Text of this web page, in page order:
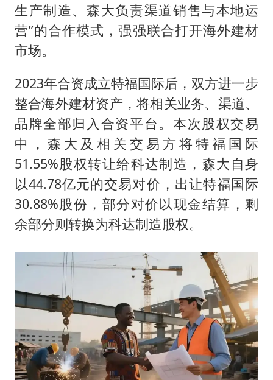
生产制造、森大负责渠道销售与本地运
营”的合作模式，强强联合打开海外建材
市场。
2023年合资成立特福国际后，双方进一步
整合海外建材资产，将相关业务、渠道、
品牌全部归入合资平台。本次股权交易
中，森大及相关交易方将特福国际
51.55%股权转让给科达制造，森大自身
以44.78亿元的交易对价，出让特福国际
30.88%股份，部分对价以现金结算，剩
余部分则转换为科达制造股权。